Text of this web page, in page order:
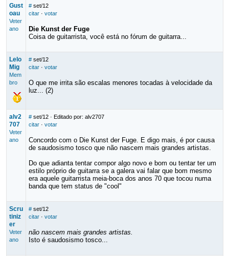
Gust
oau
Veter
ano
# set/12
citar· votar
Die Kunst der Fuge
Coisa de guitarrista, você está no fórum de guitarra...
Lelo
Mig
Mem
bro
# set/12
citar· votar
O que me irrita são escalas menores tocadas à velocidade da
luz... (2)
alv2
707
Veter
ano
# set/12· Editado por: alv2707
citar· votar
Concordo com o Die Kunst der Fuge. E digo mais, é por causa
de saudosismo tosco que não nascem mais grandes artistas.
Do que adianta tentar compor algo novo e bom ou tentar ter um
estilo próprio de guitarra se a galera vai falar que bom mesmo
era aquele guitarrista meia-boca dos anos 70 que tocou numa
banda que tem status de "cool"
Scru
tiniz
er
Veter
ano
# set/12
citar· votar
não nascem mais grandes artistas.
Isto é saudosismo tosco...